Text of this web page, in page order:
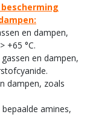
en dampen,
+65 °C.
en dampen,
dampen, zoals
amines,